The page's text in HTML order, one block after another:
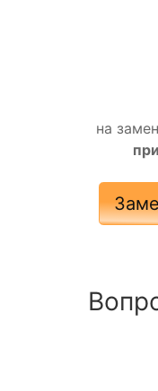
на